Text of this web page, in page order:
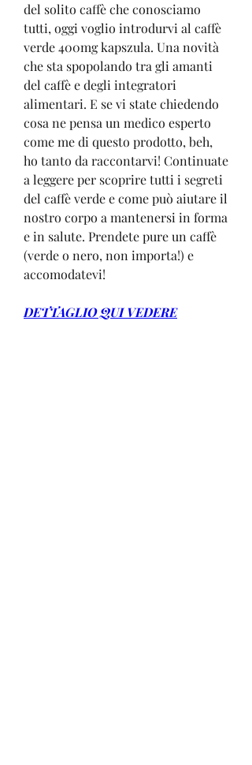
del solito caffè che conosciamo
tutti, oggi voglio introdurvi al caffè
verde 400mg kapszula. Una novità
che sta spopolando tra gli amanti
del caffè e degli integratori
alimentari. E se vi state chiedendo
cosa ne pensa un medico esperto
come me di questo prodotto, beh,
ho tanto da raccontarvi! Continuate
a leggere per scoprire tutti i segreti
del caffè verde e come può aiutare il
nostro corpo a mantenersi in forma
e in salute. Prendete pure un caffè
(verde o nero, non importa!) e
accomodatevi!
DETTAGLIO QUI VEDERE